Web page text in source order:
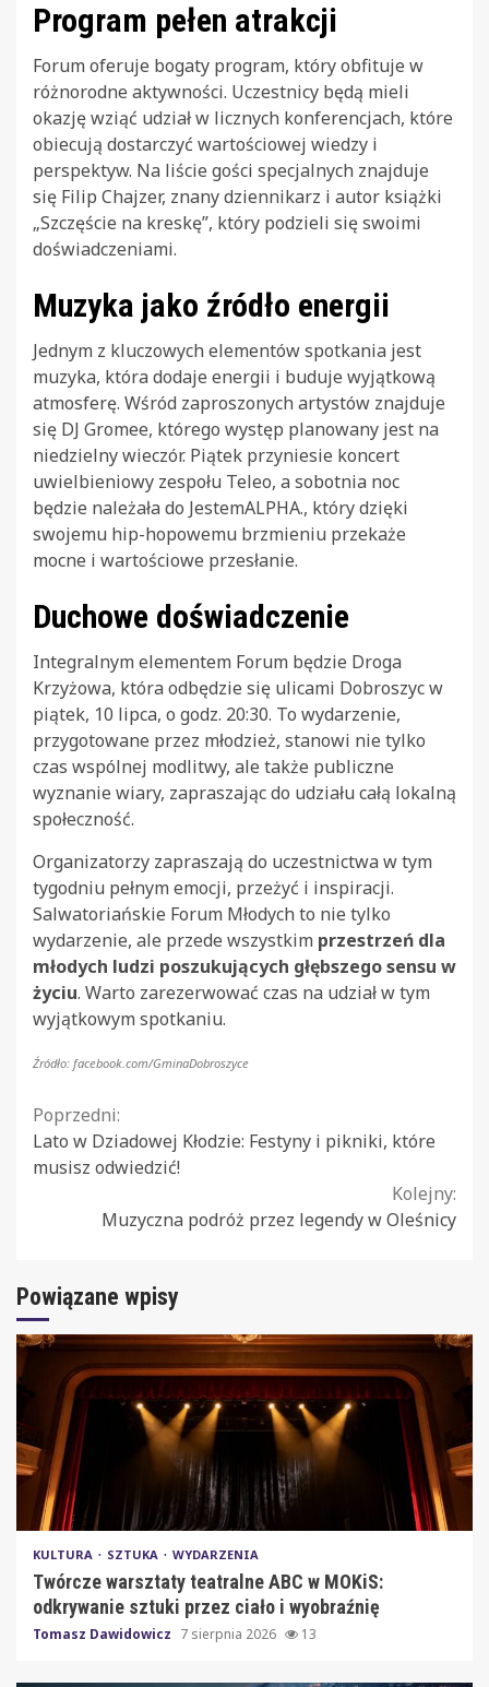
Program pełen atrakcji
Forum oferuje bogaty program, który obfituje w
różnorodne aktywności. Uczestnicy będą mieli
okazję wziąć udział w licznych konferencjach, które
obiecują dostarczyć wartościowej wiedzy i
perspektyw. Na liście gości specjalnych znajduje
się Filip Chajzer, znany dziennikarz i autor książki
„Szczęście na kreskę”, który podzieli się swoimi
doświadczeniami.
Muzyka jako źródło energii
Jednym z kluczowych elementów spotkania jest
muzyka, która dodaje energii i buduje wyjątkową
atmosferę. Wśród zaproszonych artystów znajduje
się DJ Gromee, którego występ planowany jest na
niedzielny wieczór. Piątek przyniesie koncert
uwielbieniowy zespołu Teleo, a sobotnia noc
będzie należała do JestemALPHA., który dzięki
swojemu hip-hopowemu brzmieniu przekaże
mocne i wartościowe przesłanie.
Duchowe doświadczenie
Integralnym elementem Forum będzie Droga
Krzyżowa, która odbędzie się ulicami Dobroszyc w
piątek, 10 lipca, o godz. 20:30. To wydarzenie,
przygotowane przez młodzież, stanowi nie tylko
czas wspólnej modlitwy, ale także publiczne
wyznanie wiary, zapraszając do udziału całą lokalną
społeczność.
Organizatorzy zapraszają do uczestnictwa w tym
tygodniu pełnym emocji, przeżyć i inspiracji.
Salwatoriańskie Forum Młodych to nie tylko
wydarzenie, ale przede wszystkim przestrzeń dla
młodych ludzi poszukujących głębszego sensu w
życiu. Warto zarezerwować czas na udział w tym
wyjątkowym spotkaniu.
Źródło: facebook.com/GminaDobroszyce
Continue
Reading
Poprzedni:
Lato w Dziadowej Kłodzie: Festyny i pikniki, które
musisz odwiedzić!
Kolejny:
Muzyczna podróż przez legendy w Oleśnicy
Powiązane wpisy
KULTURA SZTUKA WYDARZENIA
Twórcze warsztaty teatralne ABC w MOKiS:
odkrywanie sztuki przez ciało i wyobraźnię
Tomasz Dawidowicz 7 sierpnia 2026 13